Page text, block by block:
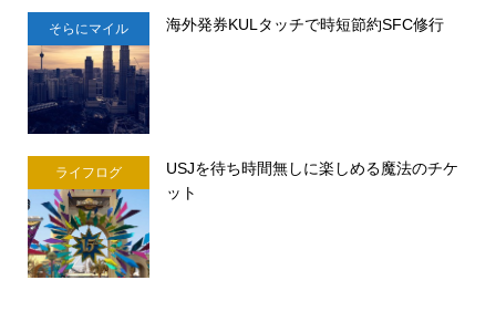
そらにマイル 海外発券KULタッチで時短節約SFC修行
ライフログ
USJを待ち時間無しに楽しめる魔法のチケ
ット